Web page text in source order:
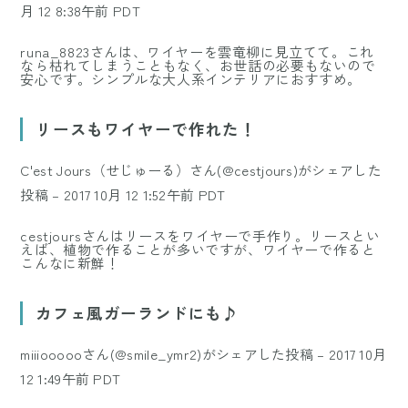
月 12 8:38午前 PDT
runa_8823さんは、ワイヤーを雲竜柳に見立てて。これ
なら枯れてしまうこともなく、お世話の必要もないので
安心です。シンプルな大人系インテリアにおすすめ。
リースもワイヤーで作れた！
C'est Jours（せじゅーる）さん(@cestjours)がシェアした
投稿 – 2017 10月 12 1:52午前 PDT
cestjoursさんはリースをワイヤーで手作り。リースとい
えば、植物で作ることが多いですが、ワイヤーで作ると
こんなに新鮮！
カフェ風ガーランドにも♪
miiioooooさん(@smile_ymr2)がシェアした投稿 – 2017 10月
12 1:49午前 PDT